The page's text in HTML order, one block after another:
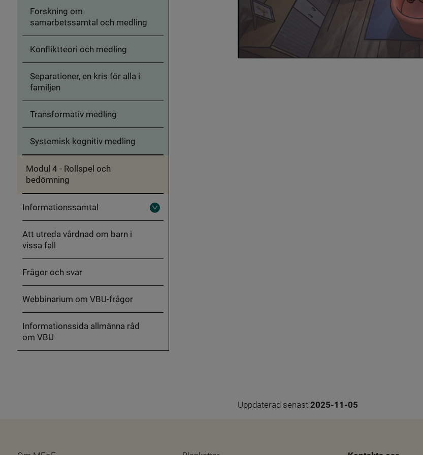
Forskning om
samarbetssamtal och medling
Konfliktteori och medling
Separationer, en kris för alla i
familjen
Transformativ medling
Systemisk kognitiv medling
Modul 4 - Rollspel och
bedömning
Informationssamtal
Fäll
ut
Att utreda vårdnad om barn i
vissa fall
Frågor och svar
Webbinarium om VBU-frågor
Informationssida allmänna råd
om VBU
Uppdaterad senast 2025-11-05